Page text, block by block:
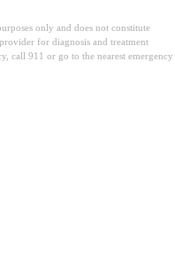
only and does not constitute
for diagnosis and treatment
call 911 or go to the nearest emergency